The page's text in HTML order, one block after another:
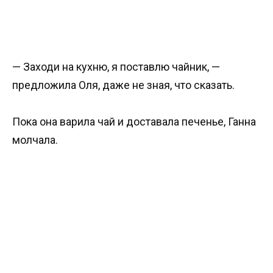
— Заходи на кухню, я поставлю чайник, —
предложила Оля, даже не зная, что сказать.
Пока она варила чай и доставала печенье, Ганна
молчала.